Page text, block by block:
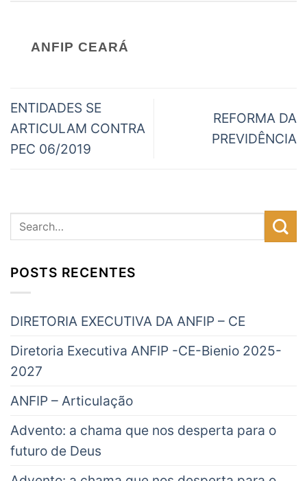
ANFIP CEARÁ
ENTIDADES SE
ARTICULAM CONTRA
PEC 06/2019
REFORMA DA
PREVIDÊNCIA
POSTS RECENTES
DIRETORIA EXECUTIVA DA ANFIP – CE
Diretoria Executiva ANFIP -CE-Bienio 2025-
2027
ANFIP – Articulação
Advento: a chama que nos desperta para o
futuro de Deus